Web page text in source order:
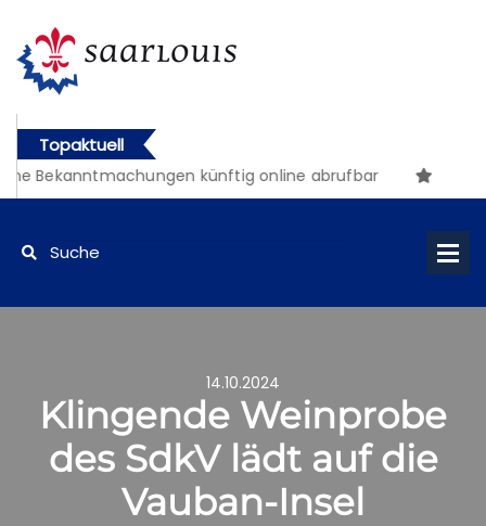
Topaktuell
Bekanntmachungen künftig online abrufbar
14.10.2024
Klingende Weinprobe
des SdkV lädt auf die
Vauban-Insel